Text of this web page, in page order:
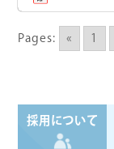
Pages: « 1
採用について